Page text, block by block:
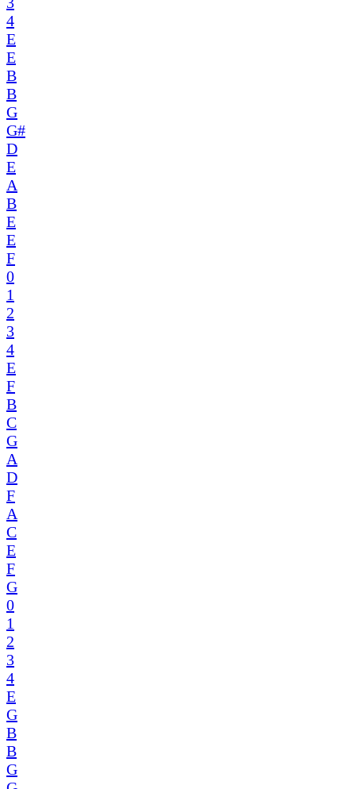
4
E
E
B
B
G
G#
D
E
A
B
E
E
F
0
1
2
3
4
E
F
B
C
G
A
D
F
A
C
E
F
G
0
1
2
3
4
E
G
B
B
G